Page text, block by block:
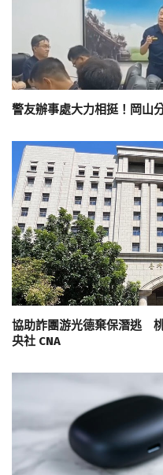
警友辦事處大力相挺！岡山
協助詐團游光德棄保潛逃
央社 CNA